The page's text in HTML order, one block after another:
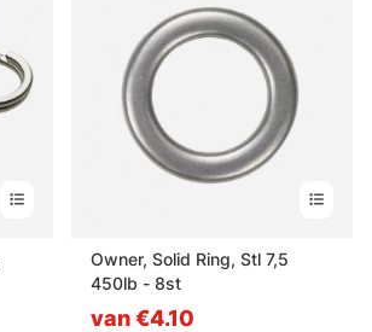
Owner, Solid Ring, Stl 7,5
450lb - 8st
van €4.10